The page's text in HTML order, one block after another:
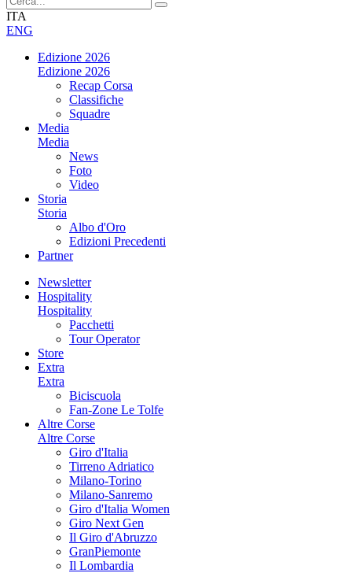
ITA
ENG
Edizione 2026
Edizione 2026
Recap Corsa
Classifiche
Squadre
Media
Media
News
Foto
Video
Storia
Storia
Albo d'Oro
Edizioni Precedenti
Partner
Newsletter
Hospitality
Hospitality
Pacchetti
Tour Operator
Store
Extra
Extra
Biciscuola
Fan-Zone Le Tolfe
Altre Corse
Altre Corse
Giro d'Italia
Tirreno Adriatico
Milano-Torino
Milano-Sanremo
Giro d'Italia Women
Giro Next Gen
Il Giro d'Abruzzo
GranPiemonte
Il Lombardia